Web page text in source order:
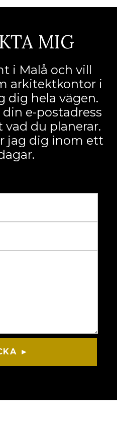
MIG
i Malå och vill
arkitektkontor i
dig hela vägen.
e-postadress
vad du planerar.
jag dig inom ett
►